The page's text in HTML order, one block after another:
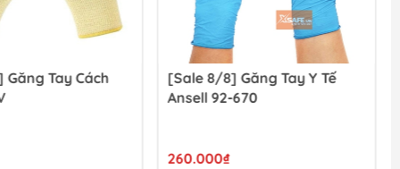
Tay Cách
[Sale 8/8] Găng Tay Y Tế
Ansell 92-670
260.000₫